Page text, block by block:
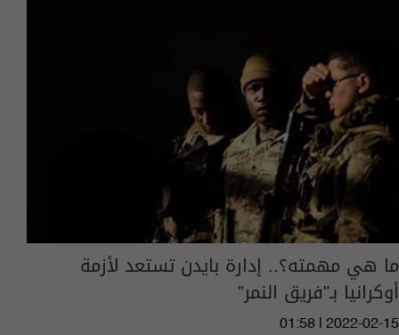
ما هي مهمته؟.. إدارة بايدن تستعد لأزمة
أوكرانيا بـ"فريق النمر"
01:58 | 2022-02-15